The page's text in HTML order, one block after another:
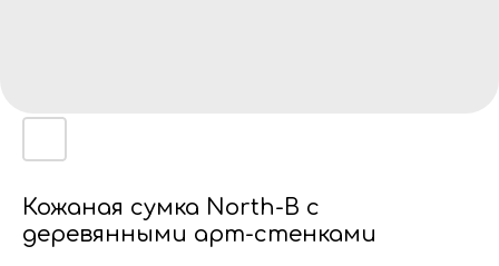
Кожаная сумка North-B с
деревянными арт-стенками